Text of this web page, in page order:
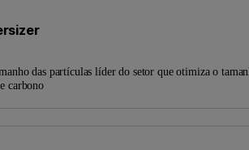
das partículas líder do setor que otimiza o
carbono